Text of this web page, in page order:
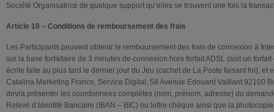
Société Organisatrice de quelque support qu’elles se trouvent une fois la
Article 10 – Conditions de remboursement des frais
Les Participants peuvent obtenir le remboursement des frais de connexion à
sur la base forfaitaire de 3 minutes de connexion hors forfait ADSL (soit un
écrite faite au plus tard le dernier jour du Jeu (cachet de La Poste faisant foi), et
Catalina Marketing France, Service Digital, 58 Avenue Edouard Vaillant 92100
devra présenter les coordonnées complètes (nom, prénom, adresse) du
Relevé d’Identité Bancaire (IBAN – BIC) ou lettre chèque ainsi que la